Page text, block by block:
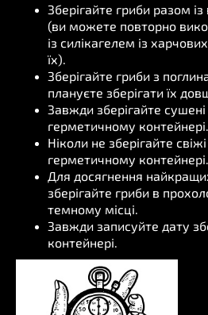
Зберігайте гриби разом
(ви можете повторно
із силікагелем із
їх).
Зберігайте гриби з
плануєте зберігати їх
Завжди зберігайте
герметичному контейнері.
Ніколи не зберігайте
герметичному контейнері.
Для досягнення
зберігайте гриби в
темному місці.
Завжди записуйте дату
контейнері.